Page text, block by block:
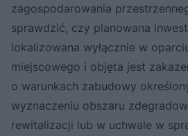
zagospodarowania
sprawdzić, czy planowana
lokalizowana wyłącznie w
miejscowego i objęta jest
o warunkach zabudowy
wyznaczeniu obszaru
rewitalizacji lub w uchwale w